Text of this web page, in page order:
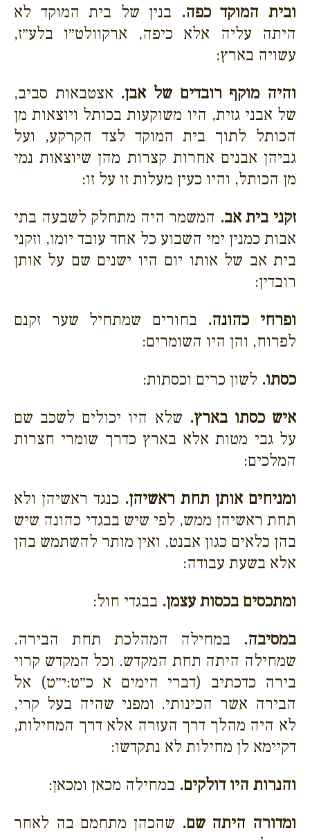
ובית המוקד כפה. בנין של בית המוקד לא
היתה עליה אלא כיפה, ארקוולט״ו בלע״ז,
עשויה בארץ:
והיה מוקף רובדים של אבן. אצטבאות סביב,
של אבני גזית, היו משוקעות בכותל ויוצאות מן
הכותל לתוך בית המוקד לצד הקרקע, ועל
גביהן אבנים אחרות קצרות מהן שיוצאות נמי
מן הכותל, והיו כעין מעלות זו על זו:
זקני בית אב. המשמר היה מתחלק לשבעה בתי
אבות כמנין ימי השבוע כל אחד עובד יומו, וזקני
בית אב של אותו יום היו ישנים שם על אותן
רובדין:
ופרחי כהונה. בחורים שמתחיל שער זקנם
לפרוח, והן היו השומרים:
כסתו. לשון כרים וכסתות:
איש כסתו בארץ. שלא היו יכולים לשכב שם
על גבי מטות אלא בארץ כדרך שומרי חצרות
המלכים:
ומניחים אותן תחת ראשיהן. כנגד ראשיהן ולא
תחת ראשיהן ממש, לפי שיש בבגדי כהונה שיש
בהן כלאים כגון אבנט, ואין מותר להשתמש בהן
אלא בשעת עבודה:
ומתכסים בכסות עצמן. בבגדי חול:
במסיבה. במחילה המהלכת תחת הבירה.
שמחילה היתה תחת המקדש. וכל המקדש קרוי
בירה כדכתיב (דברי הימים א כ״ט:י״ט) אל
הבירה אשר הכינותי. ומפני שהיה בעל קרי,
לא היה מהלך דרך העזרה אלא דרך המחילות,
דקיימא לן מחילות לא נתקדשו:
והנרות היו דולקים. במחילה מכאן ומכאן:
ומדורה היתה שם. שהכהן מתחמם בה לאחר